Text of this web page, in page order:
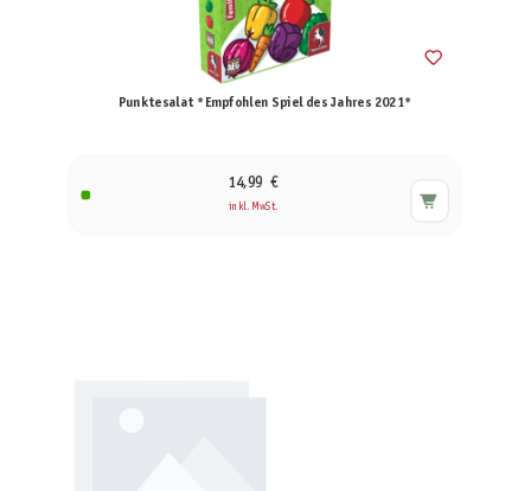
Punktesalat *Empfohlen Spiel des Jahres 2021*
14,99 €
inkl. MwSt.